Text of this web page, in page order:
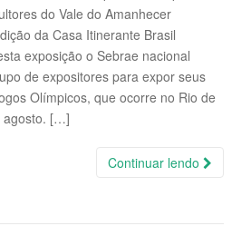
do Vale do Amanhecer
da Casa Itinerante Brasil
exposição o Sebrae nacional
de expositores para expor seus
Olímpicos, que ocorre no Rio de
agosto. […]
Continuar lendo